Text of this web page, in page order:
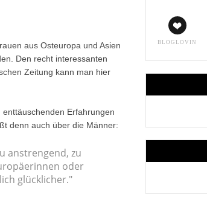
aus Osteuropa und Asien
Den recht interessanten
Zeitung kann man hier
Erfahrungen
denn auch über die Männer:
anstrengend, zu
oder
glücklicher."
BLOGLOVIN